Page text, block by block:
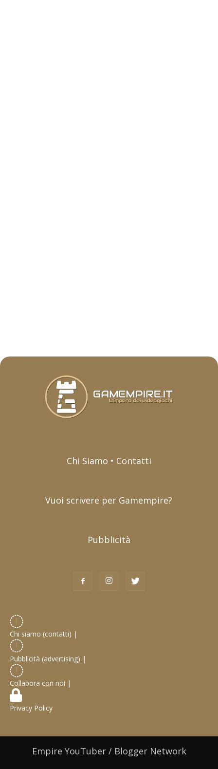
Chi Siamo • Contatti
Vuoi scrivere per Gamempire?
Pubblicità
Chi siamo (contatti) |
Pubblicità (advertising) |
Collabora con noi |
Privacy Policy
Empire YouTuber / Blogger Network